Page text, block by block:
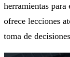
herramientas
ofrece lecciones
toma de